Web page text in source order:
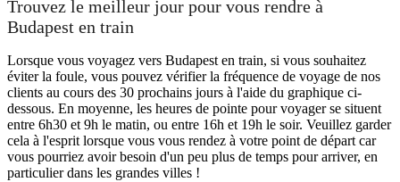
Trouvez le meilleur jour pour vous rendre à
Budapest en train
Lorsque vous voyagez vers Budapest en train, si vous souhaitez
éviter la foule, vous pouvez vérifier la fréquence de voyage de nos
clients au cours des 30 prochains jours à l'aide du graphique ci-
dessous. En moyenne, les heures de pointe pour voyager se situent
entre 6h30 et 9h le matin, ou entre 16h et 19h le soir. Veuillez garder
cela à l'esprit lorsque vous vous rendez à votre point de départ car
vous pourriez avoir besoin d'un peu plus de temps pour arriver, en
particulier dans les grandes villes !